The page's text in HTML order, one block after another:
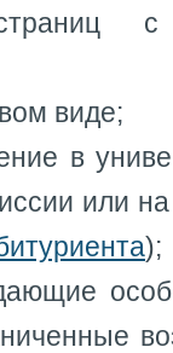
виде;
в
или
);